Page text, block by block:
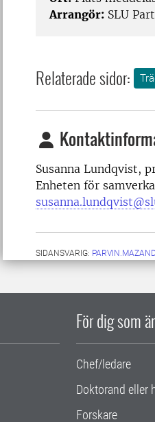
Arrangör: SLU
Relaterade sidor:
Susanna Lundqvist,
Enheten för
SIDANSVARIG:
För dig som är
Chef/ledare
Doktorand eller
Forskare